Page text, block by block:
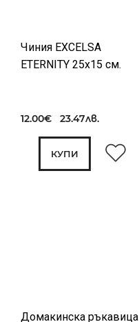
Чиния EXCELSA
ETERNITY 25x15 см.
12.00€ 23.47лв.
КУПИ
Домакинска ръкавица